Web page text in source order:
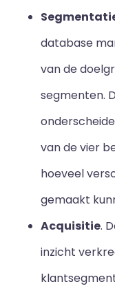
database
van de
segmenten.
van de vier
hoeveel
gemaakt
Acquisitie.
inzicht